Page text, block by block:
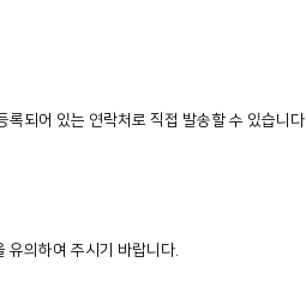
되어 있는 연락처로 직접 발송할 수 있습니다.
의하여 주시기 바랍니다.